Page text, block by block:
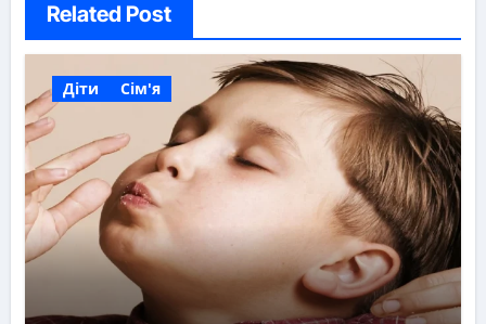
Related Post
Діти Сім'я